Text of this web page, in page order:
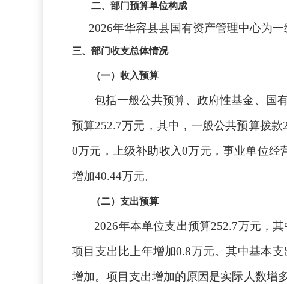
二、 部门预算单位构成
2026年华容县县国有资产管理中心为一
三、部门收支总体情况
（一）收入预算
包括一般公共预算、政府性基金、国
预算252.7万元，其中，一般公共预算拨
0万元，上级补助收入0万元，事业单位经
增加40.44万元。
（二）支出预算
2026年本单位支出预算252.7万元，
项目支出比上年增加0.8万元。其中基本
增加。项目支出增加的原因是实际人数增